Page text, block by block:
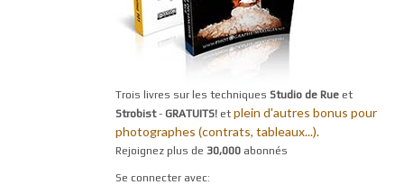
Trois livres sur les techniques Studio de Rue et
Strobist- GRATUITS! et plein d'autres bonus pour
photographes (contrats, tableaux...).
Rejoignez plus de 30,000 abonnés
Se connecter avec: